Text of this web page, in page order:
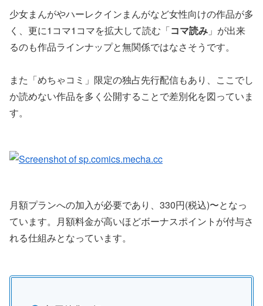
少女まんがやハーレクインまんがなど女性向けの作品が多
く、更に1コマ1コマを拡大して読む「コマ読み 」が出来
るのも作品ラインナップと無関係ではなさそうです。
また「めちゃコミ」限定の独占先行配信もあり、ここでし
か読めない作品を多く公開することで差別化を図っていま
す。
月額プランへの加入が必要であり、330円(税込)〜となっ
ています。月額料金が高いほどボーナスポイントが付与さ
れる仕組みとなっています。